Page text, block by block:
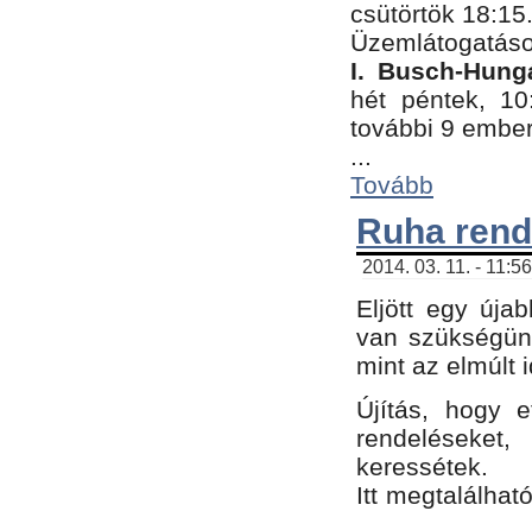
csütörtök 18:15.
I. Busch-
hét péntek,
további 9
...
Tovább
Ruha
2014. 03. 11. -
Eljött egy
van
mint az elmúlt
Újítás, hogy
keressétek.
Itt